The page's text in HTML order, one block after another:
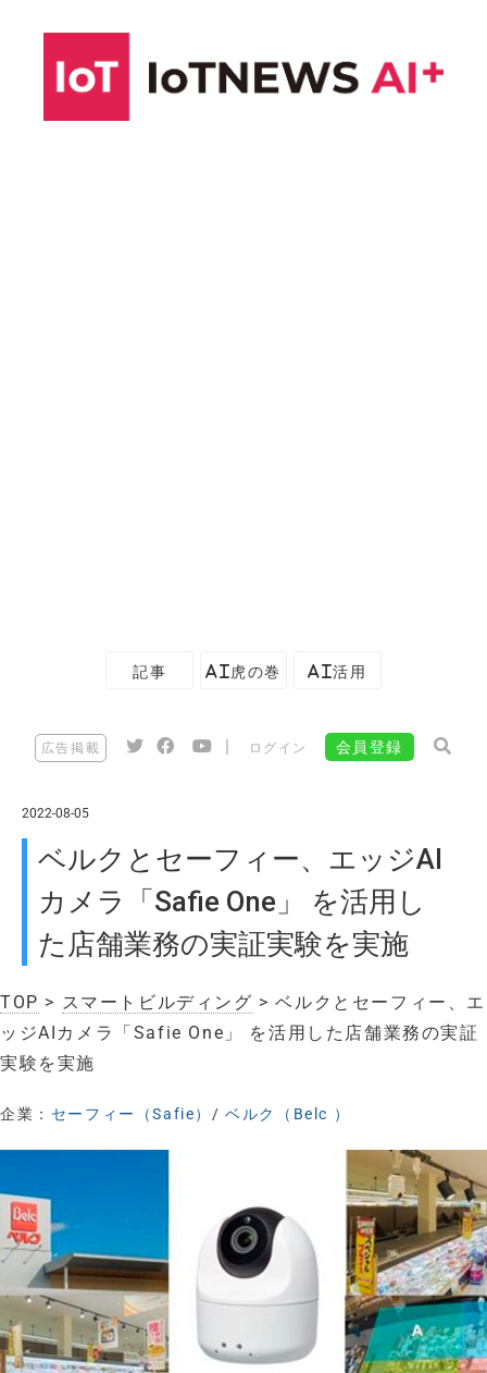
記事 AI虎の巻 AI活用
広告掲載 ログイン 会員登録
2022-08-05
ベルクとセーフィー、エッジAI
カメラ「Safie One」 を活用し
た店舗業務の実証実験を実施
TOP > スマートビルディング > ベルクとセーフィー、エ
ッジAIカメラ「Safie One」 を活用した店舗業務の実証
実験を実施
企業： セーフィー（Safie）/ベルク（Belc ）